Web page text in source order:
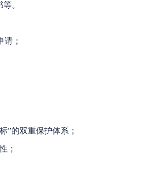
等。
请；
”的双重保护体系；
；